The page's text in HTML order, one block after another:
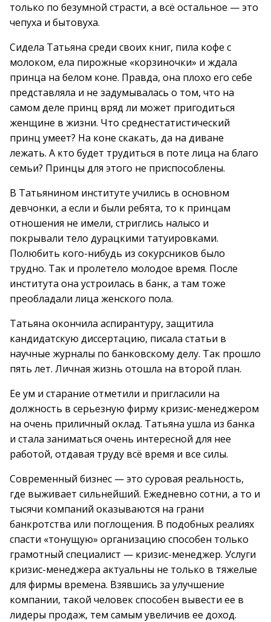
только по безумной страсти, а всё остальное — это
чепуха и бытовуха.
Сидела Татьяна среди своих книг, пила кофе с
молоком, ела пирожные «корзиночки» и ждала
принца на белом коне. Правда, она плохо его себе
представляла и не задумывалась о том, что на
самом деле принц вряд ли может пригодиться
женщине в жизни. Что среднестатистический
принц умеет? На коне скакать, да на диване
лежать. А кто будет трудиться в поте лица на благо
семьи? Принцы для этого не приспособлены.
В Татьянином институте учились в основном
девчонки, а если и были ребята, то к принцам
отношения не имели, стриглись налысо и
покрывали тело дурацкими татуировками.
Полюбить кого-нибудь из сокурсников было
трудно. Так и пролетело молодое время. После
института она устроилась в банк, а там тоже
преобладали лица женского пола.
Татьяна окончила аспирантуру, защитила
кандидатскую диссертацию, писала статьи в
научные журналы по банковскому делу. Так прошло
пять лет. Личная жизнь отошла на второй план.
Ее ум и старание отметили и пригласили на
должность в серьезную фирму кризис-менеджером
на очень приличный оклад. Татьяна ушла из банка
и стала заниматься очень интересной для нее
работой, отдавая труду всё время и все силы.
Современный бизнес — это суровая реальность,
где выживает сильнейший. Ежедневно сотни, а то и
тысячи компаний оказываются на грани
банкротства или поглощения. В подобных реалиях
спасти «тонущую» организацию способен только
грамотный специалист — кризис-менеджер. Услуги
кризис-менеджера актуальны не только в тяжелые
для фирмы времена. Взявшись за улучшение
компании, такой человек способен вывести ее в
лидеры продаж, тем самым увеличив ее доход.